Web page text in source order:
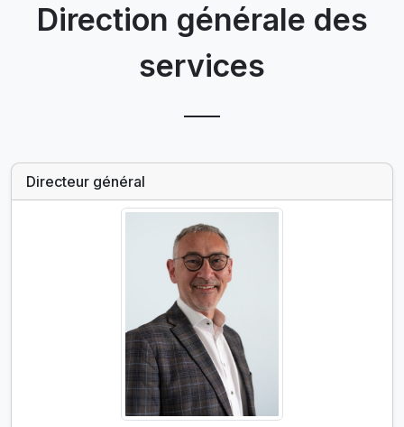
Direction générale des
services
Directeur général